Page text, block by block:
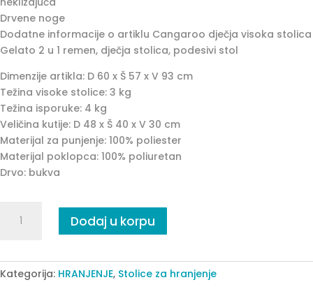
Drvene noge
Dodatne informacije o artiklu Cangaroo dječja visoka stolica
Gelato 2 u 1 remen, dječja stolica, podesivi stol
Dimenzije artikla: D 60 x Š 57 x V 93 cm
Težina visoke stolice: 3 kg
Težina isporuke: 4 kg
Veličina kutije: D 48 x Š 40 x V 30 cm
Materijal za punjenje: 100% poliester
Materijal poklopca: 100% poliuretan
Drvo: bukva
hranilica
Dodaj u korpu
Kategorija: HRANJENJE, Stolice za hranjenje